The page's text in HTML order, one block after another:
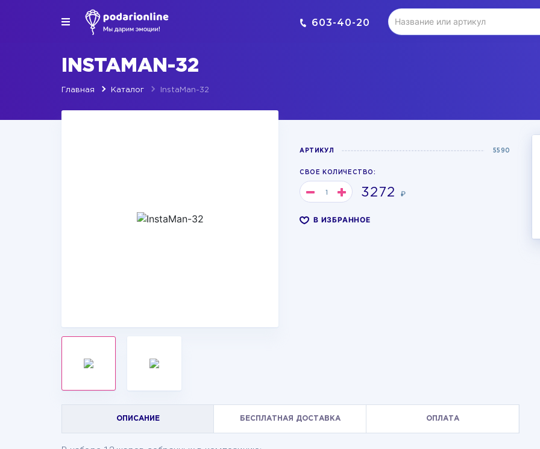
603-40-20
INSTAMAN-32
Главная Каталог InstaMan-32
АРТИКУЛ 5590
СВОЕ КОЛИЧЕСТВО:
3272 ₽
В ИЗБРАННОЕ
ОПИСАНИЕ БЕСПЛАТНАЯ ДОСТАВКА ОПЛАТА